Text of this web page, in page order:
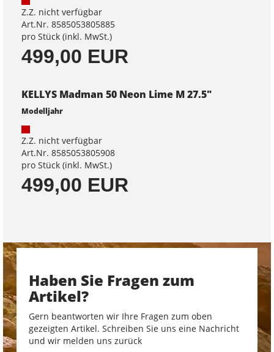
Z.Z. nicht verfügbar
Art.Nr. 8585053805885
pro Stück (inkl. MwSt.)
499,00 EUR
KELLYS Madman 50 Neon Lime M 27.5"
Modelljahr
Z.Z. nicht verfügbar
Art.Nr. 8585053805908
pro Stück (inkl. MwSt.)
499,00 EUR
Haben Sie Fragen zum
Artikel?
Gern beantworten wir Ihre Fragen zum oben
gezeigten Artikel. Schreiben Sie uns eine Nachricht
und wir melden uns zurück